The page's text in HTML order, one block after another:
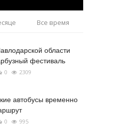
Все время
области
фестиваль
0 2309
автобусы временно
0 995